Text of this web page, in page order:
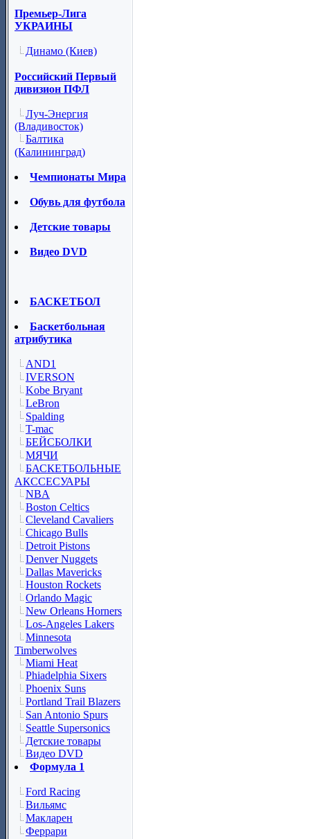
Премьер-Лига
УКРАИНЫ
Динамо (Киев)
Российский Первый
дивизион ПФЛ
Луч-Энергия
(Владивосток)
Балтика
(Калининград)
Чемпионаты Мира
Обувь для футбола
Детские товары
Видео DVD
БАСКЕТБОЛ
Баскетбольная
атрибутика
AND1
IVERSON
Kobe Bryant
LeBron
Spalding
T-mac
БЕЙСБОЛКИ
МЯЧИ
БАСКЕТБОЛЬНЫЕ
АКССЕСУАРЫ
NBA
Boston Celtics
Cleveland Cavaliers
Chicago Bulls
Detroit Pistons
Denver Nuggets
Dallas Mavericks
Houston Rockets
Orlando Magic
New Orleans Horners
Los-Angeles Lakers
Minnesota
Timberwolves
Miami Heat
Phiadelphia Sixers
Phoenix Suns
Portland Trail Blazers
San Antonio Spurs
Seattle Supersonics
Детские товары
Видео DVD
Формула 1
Ford Racing
Вильямс
Макларен
Феррари